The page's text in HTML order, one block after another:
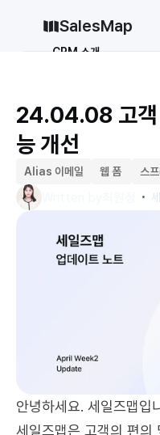
SalesMap
vs 세일즈포스
vs 파이프드라이브
CRM 소개
솔루션
가격
24.04.08 고객
능 개선
Alias 이메일 웹 폼 스
・
안녕하세요. 세일즈맵입
세일즈맵은 고객의 편의